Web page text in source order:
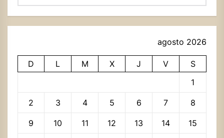
agosto 2026
D L M X J V
S
1
2 3 4 5 6 7 8
9 10 11 12 13 14 15